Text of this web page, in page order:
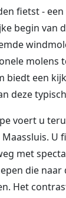
fietst -
begin van
molens
biedt een
deze
voert u
U
met
die naar
Het